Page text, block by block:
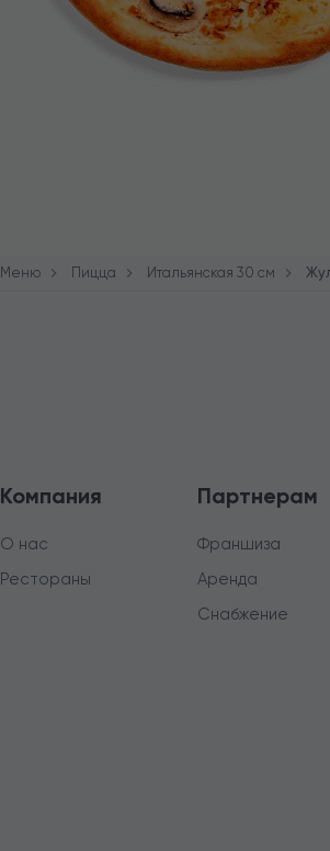
Меню Пицца Итальянская 30 см
Компания
О нас
Рестораны
Партнерам
Франшиза
Аренда
Снабжение